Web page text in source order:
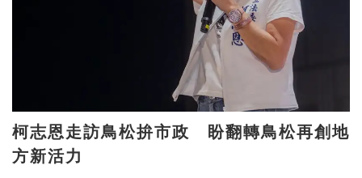
柯志恩走訪鳥松拚市政 盼翻轉鳥松再創地
方新活力